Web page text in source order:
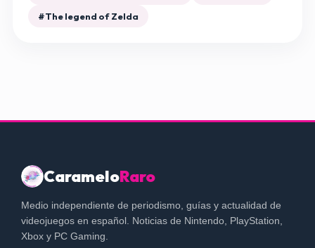
#The legend of Zelda
CarameloRaro
Medio independiente de periodismo, guías y actualidad de
videojuegos en español. Noticias de Nintendo, PlayStation,
Xbox y PC Gaming.